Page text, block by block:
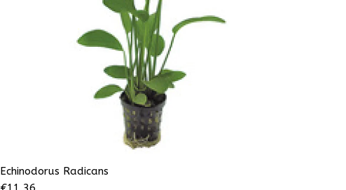
Echinodorus Radicans